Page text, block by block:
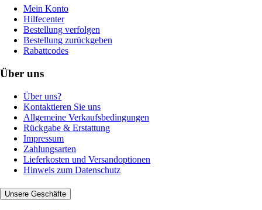
Mein Konto
Hilfecenter
Bestellung verfolgen
Bestellung zurückgeben
Rabattcodes
Über uns
Über uns?
Kontaktieren Sie uns
Allgemeine Verkaufsbedingungen
Rückgabe & Erstattung
Impressum
Zahlungsarten
Lieferkosten und Versandoptionen
Hinweis zum Datenschutz
Unsere Geschäfte